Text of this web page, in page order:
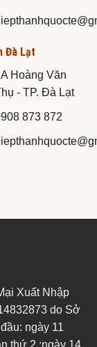
Đà Lạt
Hoàng Văn
- TP. Đà Lạt
873 872
Xuất Nhập
do Sở
ngày 11